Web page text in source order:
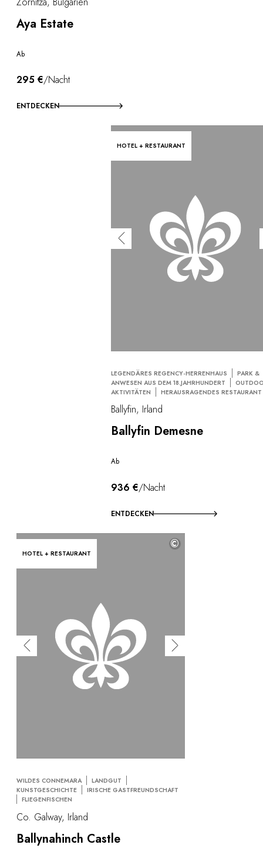
Aya Estate
Ab
295 €/Nacht
ENTDECKEN
HOTEL + RESTAURANT
LEGENDÄRES REGENCY-HERRENHAUS
PARK &
ANWESEN AUS DEM 18.JAHRHUNDERT
AKTIVITÄTEN
HERAUSRAGENDES RESTAURANT
Ballyfin, Irland
Ballyfin Demesne
Ab
936 €/Nacht
ENTDECKEN
HOTEL + RESTAURANT
©
WILDES CONNEMARA
LANDGUT
KUNSTGESCHICHTE
IRISCHE GASTFREUNDSCHAFT
FLIEGENFISCHEN
Co. Galway, Irland
Ballynahinch Castle